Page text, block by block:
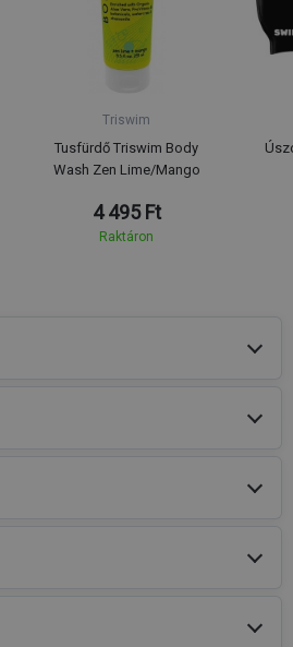
Triswim
Tusfürdő Triswim Body
Wash Zen Lime/Mango
4 495 Ft
Raktáron